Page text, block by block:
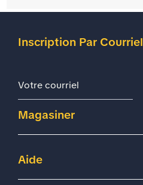
Magasiner
Aide
Inscription Par Courriel